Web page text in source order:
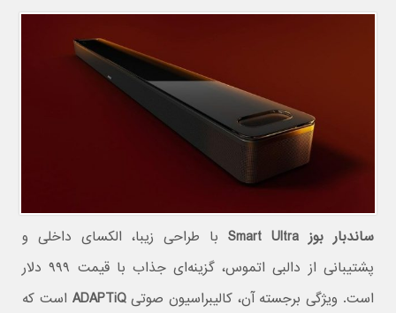
ساندبار بوز Smart Ultra
با طراحی زیبا، الکسای داخلی و
پشتیبانی از دالبی اتموس، گزینه‌ای جذاب با قیمت ۹۹۹ دلار
است. ویژگی برجسته آن، کالیبراسیون صوتیADAPTiQ است که